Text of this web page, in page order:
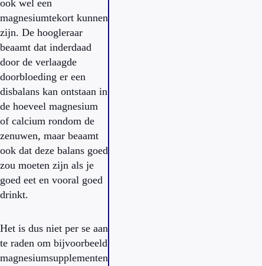
ook wel een
magnesiumtekort kunnen
zijn. De hoogleraar
beaamt dat inderdaad
door de verlaagde
doorbloeding er een
disbalans kan ontstaan in
de hoeveel magnesium
of calcium rondom de
zenuwen, maar beaamt
ook dat deze balans goed
zou moeten zijn als je
goed eet en vooral goed
drinkt.
Het is dus niet per se aan
te raden om bijvoorbeeld
magnesiumsupplementen